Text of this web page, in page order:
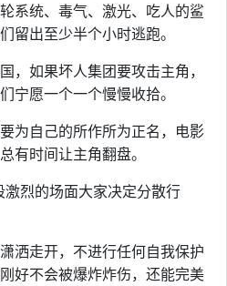
系统、毒气、激光、吃人的鲨
留出至少半个小时逃跑。
，如果坏人集团要攻击主角，
宁愿一个一个慢慢收拾。
为自己的所作所为正名，电影
有时间让主角翻盘。
烈的场面大家决定分散行
洒走开，不进行任何自我保护
好不会被爆炸炸伤，还能完美